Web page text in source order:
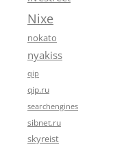
Nixe
nokato
nyakiss
qip
qip.ru
searchengines
sibnet.ru
skyreist